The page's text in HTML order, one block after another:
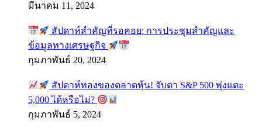
มีนาคม 11, 2024
สัปดาห์สำคัญที่รอคอย: การประชุมสำคัญและ
ข้อมูลทางเศรษฐกิจ
กุมภาพันธ์ 20, 2024
สัปดาห์ทองของตลาดหุ้น! จับตา S&P 500 พุ่งแตะ
5,000 ได้หรือไม่?
กุมภาพันธ์ 5, 2024